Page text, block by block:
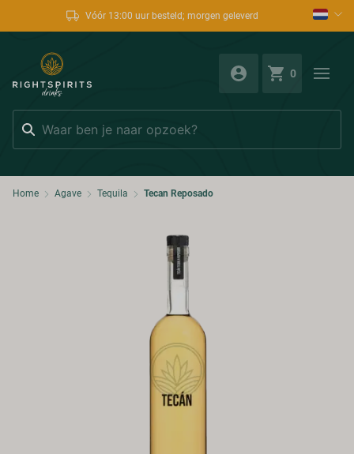
Vóór 13:00 uur besteld; morgen geleverd
0
Home Agave Tequila Tecan Reposado